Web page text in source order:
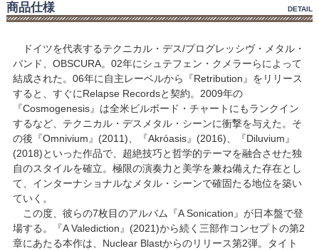
商品仕様 DETAIL
ドイツを代表するテクニカル・デス/プログレッシヴ・メタル・
バンド、OBSCURA。02年にシュテフェン・クメラーらによって
結成された。06年に自主レーベルから『Retribution』をリリース
すると、すぐにRelapse Recordsと契約。2009年の
『Cosmogenesis』は全米ビルボード・チャートにもランクイン
するなど、テクニカル・デスメタル・シーンに衝撃を与えた。そ
の後『Omnivium』(2011)、『Akróasis』(2016)、『Diluvium』
(2018)といった作品で、超絶技巧と哲学的テーマを融合させた独
自のスタイルを確立。極限の演奏力と美学を兼ね備えた存在とし
て、インターナショナルなメタル・シーンで確固たる地位を築い
ていく。
この度、彼らの7枚目のアルバム『A Sonication』が日本盤で登
場する。『A Valediction』(2021)から続く三部作コンセプトの第2
章にあたる本作は、Nuclear Blastからのリリース第2弾。タイト